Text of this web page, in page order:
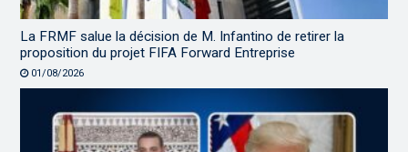
La FRMF salue la décision de M. Infantino de retirer la
proposition du projet FIFA Forward Entreprise
01/08/2026